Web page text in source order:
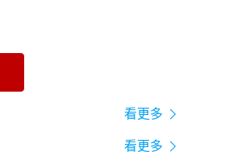
看更多
看更多